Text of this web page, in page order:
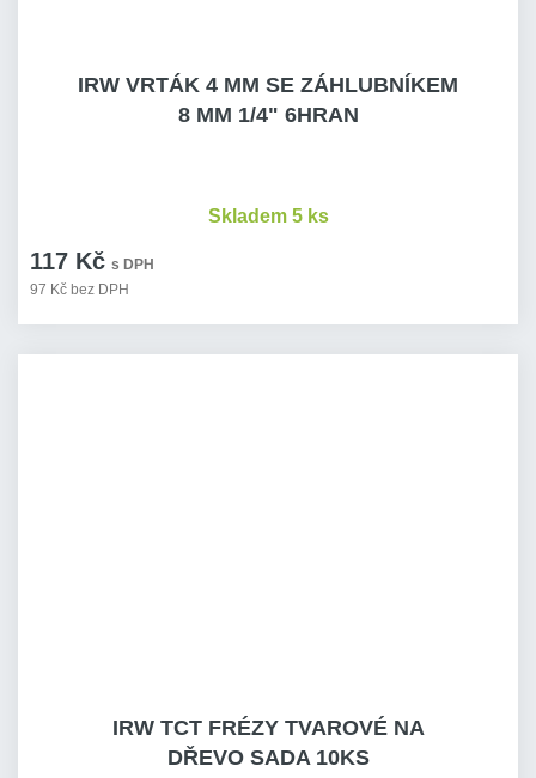
IRW VRTÁK 4 MM SE ZÁHLUBNÍKEM
8 MM 1/4" 6HRAN
117 Kč s DPH
97 Kč bez DPH
Skladem 5 ks
IRW TCT FRÉZY TVAROVÉ NA
DŘEVO SADA 10KS